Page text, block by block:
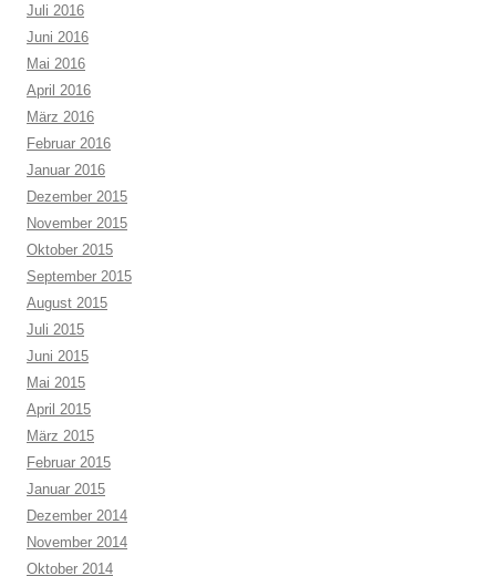
Juli 2016
Juni 2016
Mai 2016
April 2016
März 2016
Februar 2016
Januar 2016
Dezember 2015
November 2015
Oktober 2015
September 2015
August 2015
Juli 2015
Juni 2015
Mai 2015
April 2015
März 2015
Februar 2015
Januar 2015
Dezember 2014
November 2014
Oktober 2014